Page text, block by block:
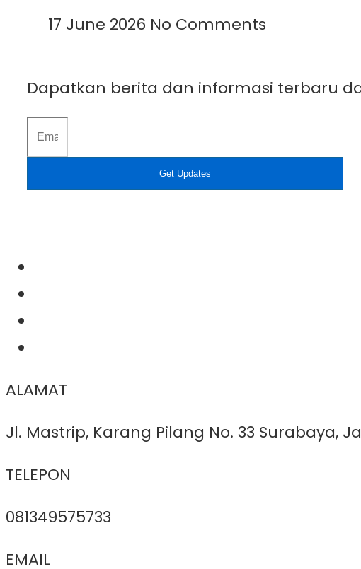
17 June 2026 No Comments
Dapatkan berita dan informasi terbaru
Get Updates
ALAMAT
Jl. Mastrip, Karang Pilang No. 33 Surabaya,
TELEPON
081349575733
EMAIL